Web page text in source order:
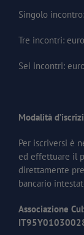
Singolo
Tre incontri:
Sei incontri:
Modalità
Per iscriversi è
ed effettuare il
direttamente
bancario
Associazione